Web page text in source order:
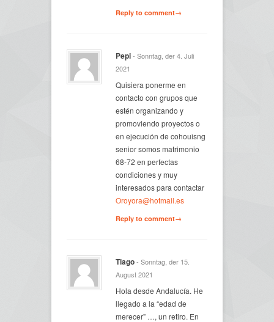
Reply to comment→
Pepi- Sonntag, der 4. Juli
2021
Quisiera ponerme en
contacto con grupos que
estén organizando y
promoviendo proyectos o
en ejecución de cohouisng
senior somos matrimonio
68-72 en perfectas
condiciones y muy
interesados para contactar
Oroyora@hotmail.es
Reply to comment→
Tiago- Sonntag, der 15.
August 2021
Hola desde Andalucía. He
llegado a la “edad de
merecer” …, un retiro. En